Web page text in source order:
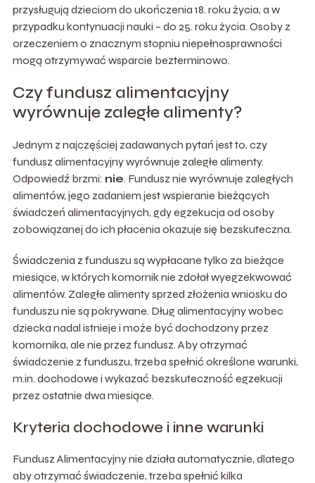
przysługują dzieciom do ukończenia 18. roku życia, a w
przypadku kontynuacji nauki – do 25. roku życia. Osoby z
orzeczeniem o znacznym stopniu niepełnosprawności
mogą otrzymywać wsparcie bezterminowo.
Czy fundusz alimentacyjny
wyrównuje zaległe alimenty?
Jednym z najczęściej zadawanych pytań jest to, czy
fundusz alimentacyjny wyrównuje zaległe alimenty.
Odpowiedź brzmi: nie. Fundusz nie wyrównuje zaległych
alimentów, jego zadaniem jest wspieranie bieżących
świadczeń alimentacyjnych, gdy egzekucja od osoby
zobowiązanej do ich płacenia okazuje się bezskuteczna.
Świadczenia z funduszu są wypłacane tylko za bieżące
miesiące, w których komornik nie zdołał wyegzekwować
alimentów. Zaległe alimenty sprzed złożenia wniosku do
funduszu nie są pokrywane. Dług alimentacyjny wobec
dziecka nadal istnieje i może być dochodzony przez
komornika, ale nie przez fundusz. Aby otrzymać
świadczenie z funduszu, trzeba spełnić określone warunki,
m.in. dochodowe i wykazać bezskuteczność egzekucji
przez ostatnie dwa miesiące.
Kryteria dochodowe i inne warunki
Fundusz Alimentacyjny nie działa automatycznie, dlatego
aby otrzymać świadczenie, trzeba spełnić kilka